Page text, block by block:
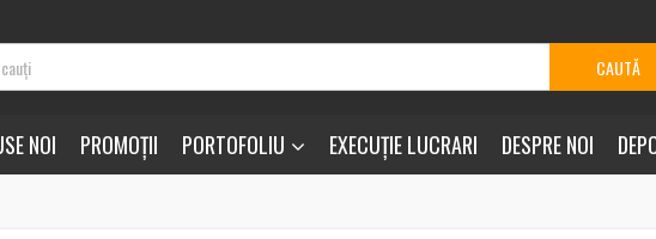
NOI PROMOȚII PORTOFOLIU EXECUȚIE LUCRARI DESPRE NOI